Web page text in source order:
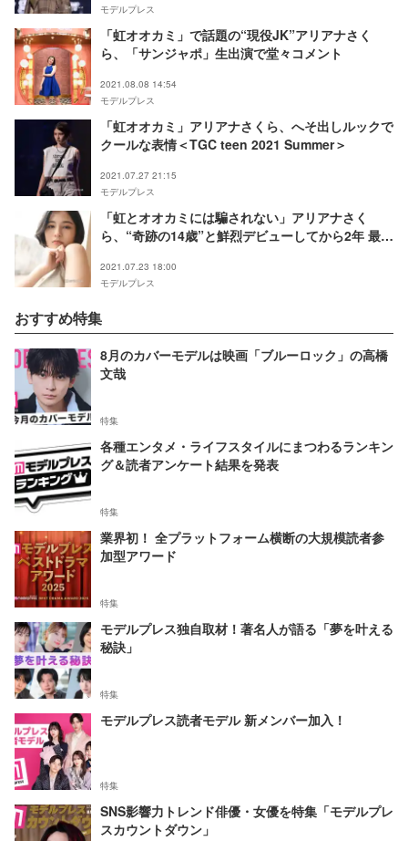
モデルプレス
「虹オオカミ」で話題の“現役JK”アリアナさく
ら、「サンジャポ」生出演で堂々コメント
2021.08.08 14:54
モデルプレス
「虹オオカミ」アリアナさくら、へそ出しルックで
クールな表情＜TGC teen 2021 Summer＞
2021.07.27 21:15
モデルプレス
「虹とオオカミには騙されない」アリアナさく
ら、“奇跡の14歳”と鮮烈デビューしてから2年 最年
2021.07.23 18:00
モデルプレス
おすすめ特集
8月のカバーモデルは映画「ブルーロック」の高橋
文哉
特集
各種エンタメ・ライフスタイルにまつわるランキン
グ＆読者アンケート結果を発表
特集
業界初！ 全プラットフォーム横断の大規模読者参
加型アワード
特集
モデルプレス独自取材！著名人が語る「夢を叶える
秘訣」
特集
モデルプレス読者モデル 新メンバー加入！
特集
SNS影響力トレンド俳優・女優を特集「モデルプレ
スカウントダウン」